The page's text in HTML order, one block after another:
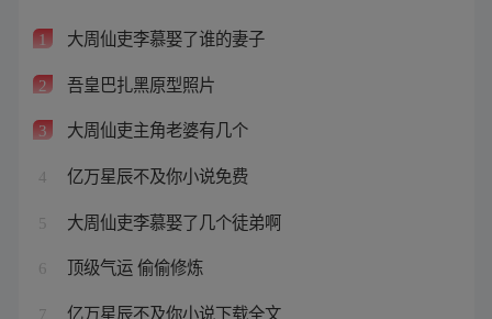
1 大周仙吏李慕娶了谁的妻子
2 吾皇巴扎黑原型照片
3 大周仙吏主角老婆有几个
4 亿万星辰不及你小说免费
5 大周仙吏李慕娶了几个徒弟啊
6 顶级气运 偷偷修炼
7 亿万星辰不及你小说下载全文